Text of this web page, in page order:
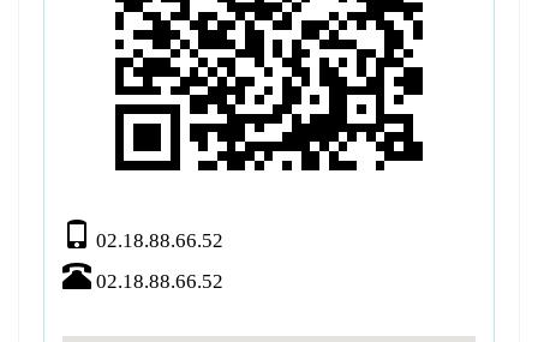
02.18.88.66.52
02.18.88.66.52